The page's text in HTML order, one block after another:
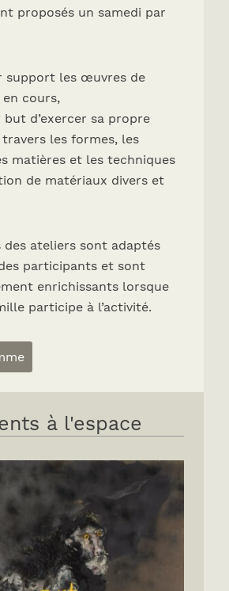
proposés un samedi par
support les œuvres de
en cours,
d’exercer sa propre
les formes, les
matières et les techniques
de matériaux divers et
des ateliers sont adaptés
des participants et sont
enrichissants lorsque
participe à l’activité.
à l'espace